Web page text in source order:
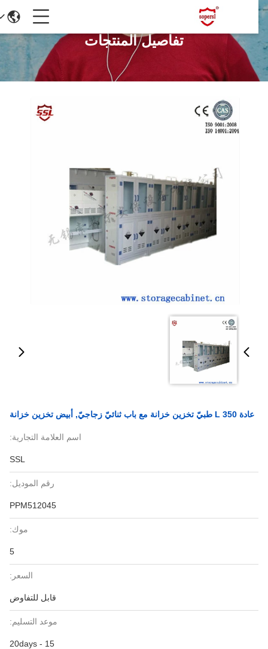
تفاصيل المنتجات
عادة 350 L طبيّ تخزين خزانة مع باب ثنائيّ زجاجيّ, أبيض تخزين خزانة
اسم العلامة التجارية:
SSL
رقم الموديل:
PPM512045
موك:
5
السعر:
قابل للتفاوض
موعد التسليم:
15 - 20days